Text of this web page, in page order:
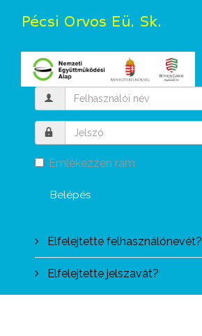
Emlékezzen rám
Belépés
Elfelejtette felhasználónevét?
Elfelejtette jelszavát?